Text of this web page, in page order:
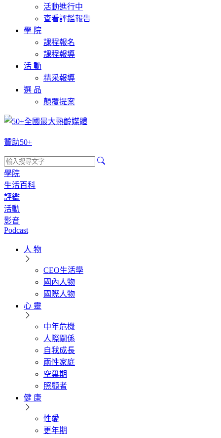
活動進行中
查看評鑑報告
學 院
課程報名
課程報導
活 動
精采報導
選 品
顛覆提案
贊助50+
學院
生活百科
評鑑
活動
影音
Podcast
人 物
CEO生活學
國內人物
國際人物
心 靈
中年危機
人際關係
自我成長
兩性家庭
空巢期
照顧者
健 康
性愛
更年期